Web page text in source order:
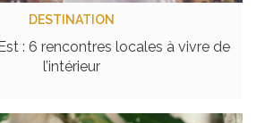
DESTINATION
: 6 rencontres locales à vivre de
l’intérieur